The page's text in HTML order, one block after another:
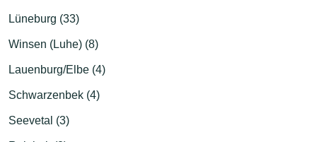
Lüneburg (33)
Winsen (Luhe) (8)
Lauenburg/Elbe (4)
Schwarzenbek (4)
Seevetal (3)